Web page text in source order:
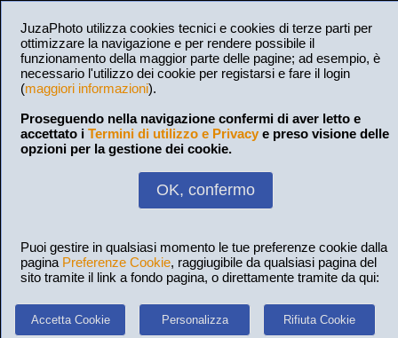
JuzaPhoto utilizza cookies tecnici e cookies di terze parti per
ottimizzare la navigazione e per rendere possibile il
funzionamento della maggior parte delle pagine; ad esempio, è
necessario l'utilizzo dei cookie per registarsi e fare il login
(maggiori informazioni).
Proseguendo nella navigazione confermi di aver letto e
accettato i Termini di utilizzo e Privacy e preso visione delle
opzioni per la gestione dei cookie.
OK, confermo
Puoi gestire in qualsiasi momento le tue preferenze cookie dalla
pagina Preferenze Cookie, raggiugibile da qualsiasi pagina del
sito tramite il link a fondo pagina, o direttamente tramite da qui:
Accetta Cookie Personalizza Rifiuta Cookie